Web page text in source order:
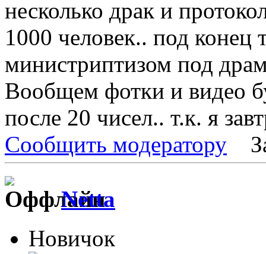
несколько драк и
1000 человек.. под конец
министриптизом под
Вообщем фотки и видео
после 20 чисел.. т.к. я
Сообщить модератору
Netta
Новичок